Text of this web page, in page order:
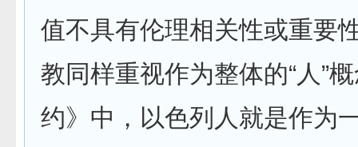
值不具有伦理相关性或重
教同样重视作为整体的“人”
约》中，以色列人就是作为